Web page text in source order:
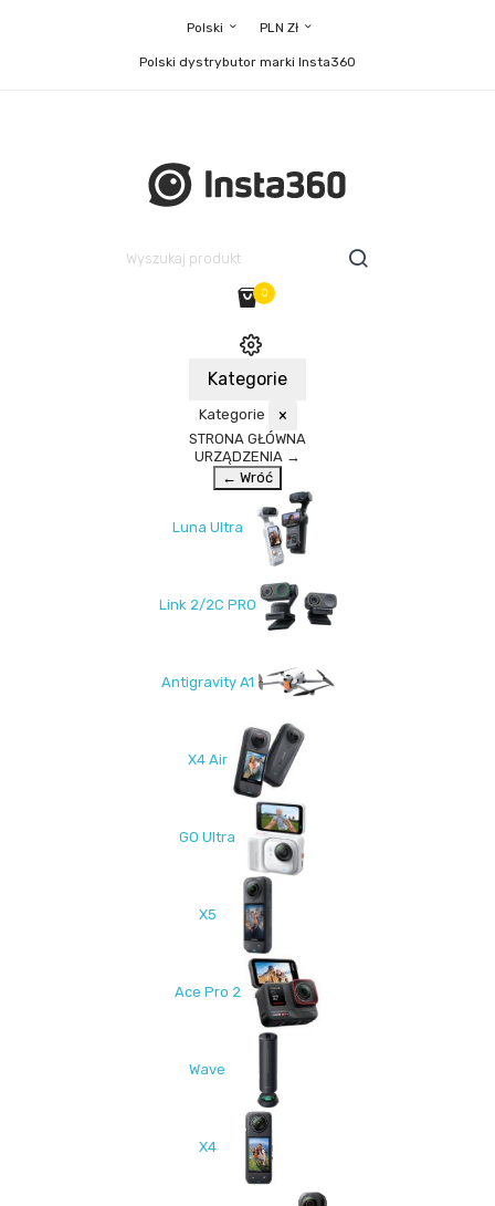
Polski PLN Zł
Polski dystrybutor marki Insta360
0
Kategorie
Kategorie ×
STRONA GŁÓWNA
URZĄDZENIA →
← Wróć
Luna Ultra
Link 2/2C PRO
Antigravity A1
X4 Air
GO Ultra
X5
Ace Pro 2
Wave
X4